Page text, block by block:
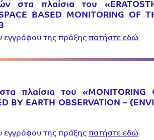
στα πλαίσια του
BASED MONITORING OF
εγγράφου της πράξης πατήστε εδώ
πλαίσια του «MONITORING
BY EARTH OBSERVATION –
εγγράφου της πράξης πατήστε εδώ